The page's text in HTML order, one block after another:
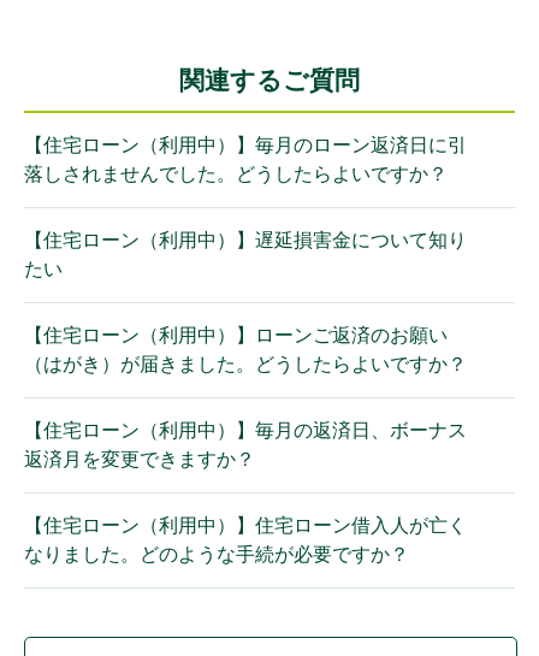
関連するご質問
【住宅ローン（利用中）】毎月のローン返済日に引
落しされませんでした。どうしたらよいですか？
【住宅ローン（利用中）】遅延損害金について知り
たい
【住宅ローン（利用中）】ローンご返済のお願い
（はがき）が届きました。どうしたらよいですか？
【住宅ローン（利用中）】毎月の返済日、ボーナス
返済月を変更できますか？
【住宅ローン（利用中）】住宅ローン借入人が亡く
なりました。どのような手続が必要ですか？